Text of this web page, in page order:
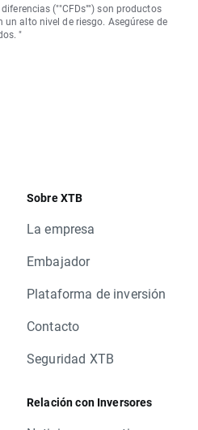
(""CFDs"") son productos
alto nivel de riesgo. Asegúrese de
"
Sobre XTB
La empresa
Embajador
Plataforma de inversión
Contacto
Seguridad XTB
Relación con Inversores